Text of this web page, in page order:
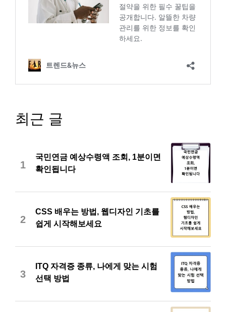
최근 글
1
국민연금 예상수령액 조회, 1분이면
확인됩니다
2
CSS 배우는 방법, 웹디자인 기초를
쉽게 시작해보세요
3
ITQ 자격증 종류, 나에게 맞는 시험
선택 방법